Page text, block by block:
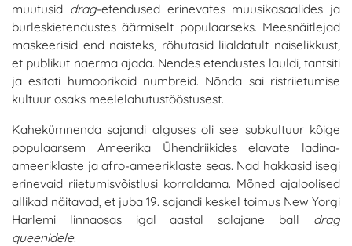
muutusid drag-etendused erinevates muusikasaalides ja
burleskietendustes äärmiselt populaarseks. Meesnäitlejad
maskeerisid end naisteks, rõhutasid liialdatult naiselikkust,
et publikut naerma ajada. Nendes etendustes lauldi, tantsiti
ja esitati humoorikaid numbreid. Nõnda sai ristriietumise
kultuur osaks meelelahutustööstusest.
Kahekümnenda sajandi alguses oli see subkultuur kõige
populaarsem Ameerika Ühendriikides elavate ladina-
ameeriklaste ja afro-ameeriklaste seas. Nad hakkasid isegi
erinevaid riietumisvõistlusi korraldama. Mõned ajaloolised
allikad näitavad, et juba 19. sajandi keskel toimus New Yorgi
Harlemi linnaosas igal aastal salajane ball drag
queenidele.